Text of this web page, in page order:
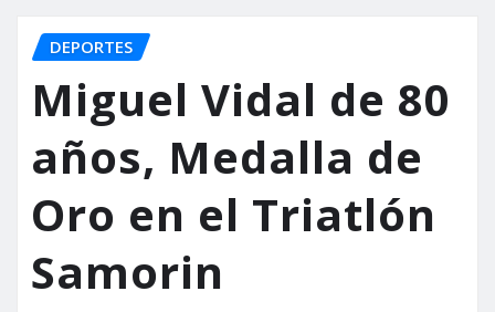
DEPORTES
Miguel Vidal de 80
años, Medalla de
Oro en el Triatlón
Samorin